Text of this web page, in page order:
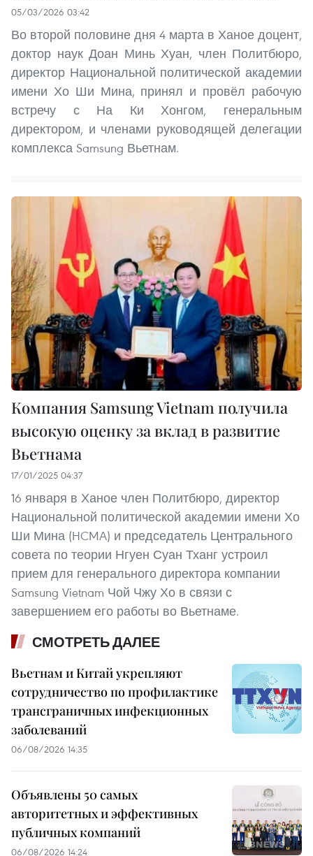
05/03/2026 03:42
Во второй половине дня 4 марта в Ханое доцент,
доктор наук Доан Минь Хуан, член Политбюро,
директор Национальной политической академии
имени Хо Ши Мина, принял и провёл рабочую
встречу с На Ки Хонгом, генеральным
директором, и членами руководящей делегации
комплекса Samsung Вьетнам.
Компания Samsung Vietnam получила
высокую оценку за вклад в развитие
Вьетнама
17/01/2025 04:37
16 января в Ханое член Политбюро, директор
Национальной политической академии имени Хо
Ши Мина (HCMA) и председатель Центрального
совета по теории Нгуен Суан Тханг устроил
прием для генерального директора компании
Samsung Vietnam Чой Чжу Хо в связи с
завершением его работы во Вьетнаме.
СМОТРЕТЬ ДАЛЕЕ
Вьетнам и Китай укрепляют
сотрудничество по профилактике
трансграничных инфекционных
заболеваний
06/08/2026 14:35
Объявлены 50 самых
авторитетных и эффективных
публичных компаний
06/08/2026 14:24